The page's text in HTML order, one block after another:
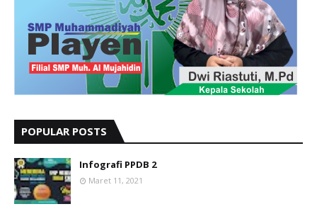
POPULAR POSTS
Infografi PPDB 2
Maret 11, 2021